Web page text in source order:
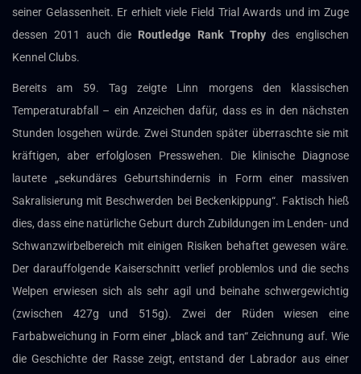
seiner Gelassenheit. Er erhielt viele Field Trial Awards und im Zuge
dessen 2011 auch die Routledge Rank Trophydes englischen
Kennel Clubs.
Bereits am 59. Tag zeigte Linn morgens den klassischen
Temperaturabfall – ein Anzeichen dafür, dass es in den nächsten
Stunden losgehen würde. Zwei Stunden später überraschte sie mit
kräftigen, aber erfolglosen Presswehen. Die klinische Diagnose
lautete „sekundäres Geburtshindernis in Form einer massiven
Sakralisierung mit Beschwerden bei Beckenkippung“. Faktisch hieß
dies, dass eine natürliche Geburt durch Zubildungen im Lenden- und
Schwanzwirbelbereich mit einigen Risiken behaftet gewesen wäre.
Der darauffolgende Kaiserschnitt verlief problemlos und die sechs
Welpen erwiesen sich als sehr agil und beinahe schwergewichtig
(zwischen 427g und 515g). Zwei der Rüden wiesen eine
Farbabweichung in Form einer „black and tan“ Zeichnung auf. Wie
die Geschichte der Rasse zeigt, entstand der Labrador aus einer